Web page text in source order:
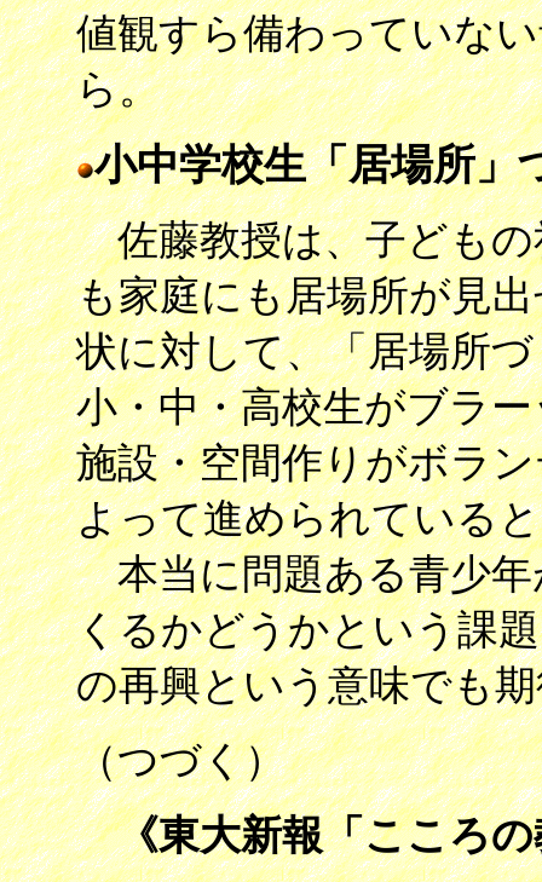
値観すら備わっていな
ら。
小中学校生「居場所」
佐藤教授は、子どもの
も家庭にも居場所が見
状に対して、「居場所
小・中・高校生がブラ
施設・空間作りがボラ
よって進められている
本当に問題ある青少年
くるかどうかという課
の再興という意味でも
（つづく）
《東大新報「こころ